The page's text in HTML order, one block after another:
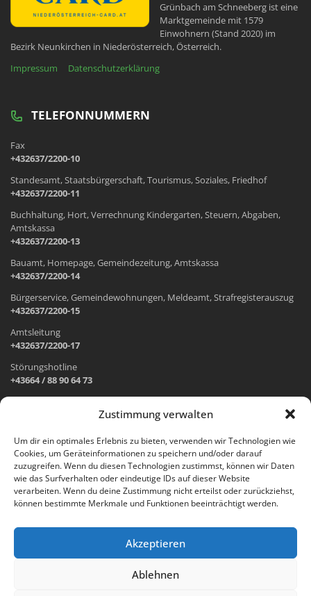
Zustimmung verwalten
Um dir ein optimales Erlebnis zu bieten, verwenden wir Technologien wie
Cookies, um Geräteinformationen zu speichern und/oder darauf
zuzugreifen. Wenn du diesen Technologien zustimmst, können wir Daten
wie das Surfverhalten oder eindeutige IDs auf dieser Website
verarbeiten. Wenn du deine Zustimmung nicht erteilst oder zurückziehst,
können bestimmte Merkmale und Funktionen beeinträchtigt werden.
Akzeptieren
Ablehnen
Grünbach am Schneeberg ist eine
Marktgemeinde mit 1579
Einwohnern (Stand 2020) im
Bezirk Neunkirchen in Niederösterreich, Österreich.
Impressum
Datenschutzerklärung
TELEFONNUMMERN
Fax
+432637/2200-10
Standesamt, Staatsbürgerschaft, Tourismus, Soziales, Friedhof
+432637/2200-11
Buchhaltung, Hort, Verrechnung Kindergarten, Steuern, Abgaben,
Amtskassa
+432637/2200-13
Bauamt, Homepage, Gemeindezeitung, Amtskassa
+432637/2200-14
Bürgerservice, Gemeindewohnungen, Meldeamt, Strafregisterauszug
+432637/2200-15
Amtsleitung
+432637/2200-17
Störungshotline
+43664 / 88 90 64 73
Wr. Neustädter Straße 1
2733 Grünbach am Schneeberg
Öffnungszeiten Gemeindeamt:
Montag: 8.00 – 12.00 Uhr und 14.00 – 18.00 Uhr
Freitag: 8.00 – 12.00 Uhr
Email: